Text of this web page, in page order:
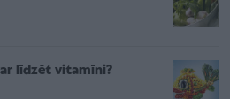
līdzēt vitamīni?